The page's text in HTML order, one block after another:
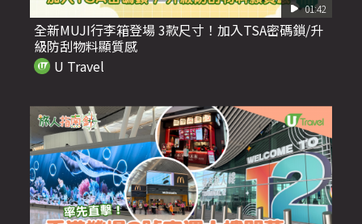
01:42
全新MUJI行李箱登場 3款尺寸！加入TSA密碼鎖/升
級防刮物料顯質感
U Travel